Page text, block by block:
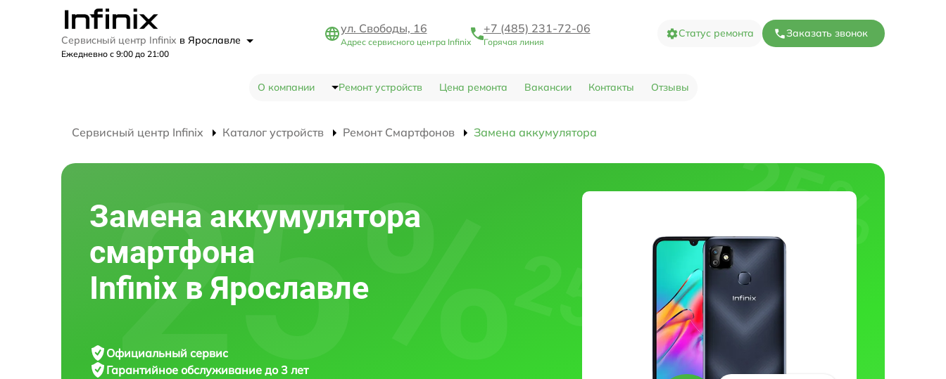
Сервисный центр Infinix в Ярославле
Ежедневно с 9:00 до 21:00
ул. Свободы, 16
Адрес сервисного центра Infinix
+7 (485) 231-72-06
Горячая линия
Статус ремонта Заказать звонок
О компании Ремонт устройств Цена ремонта Вакансии Контакты Отзывы
Сервисный центр Infinix Каталог устройств Ремонт Смартфонов Замена аккумулятора
Замена аккумулятора
смартфона
Infinix в Ярославле
Официальный сервис
Гарантийное обслуживание до 3 лет